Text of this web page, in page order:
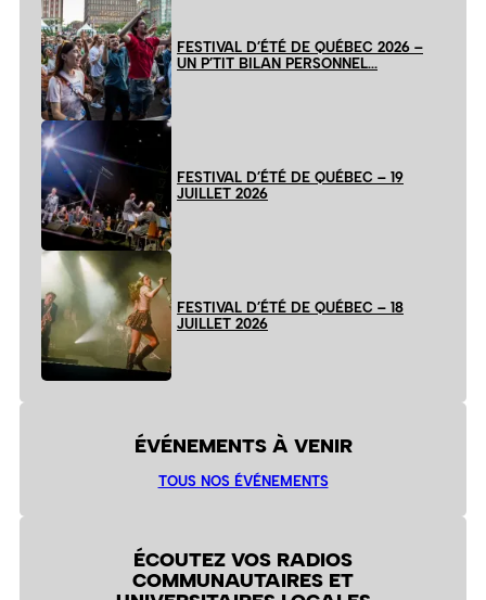
FESTIVAL D’ÉTÉ DE QUÉBEC 2026 –
UN P’TIT BILAN PERSONNEL…
FESTIVAL D’ÉTÉ DE QUÉBEC – 19
JUILLET 2026
FESTIVAL D’ÉTÉ DE QUÉBEC – 18
JUILLET 2026
ÉVÉNEMENTS À VENIR
TOUS NOS ÉVÉNEMENTS
ÉCOUTEZ VOS RADIOS
COMMUNAUTAIRES ET